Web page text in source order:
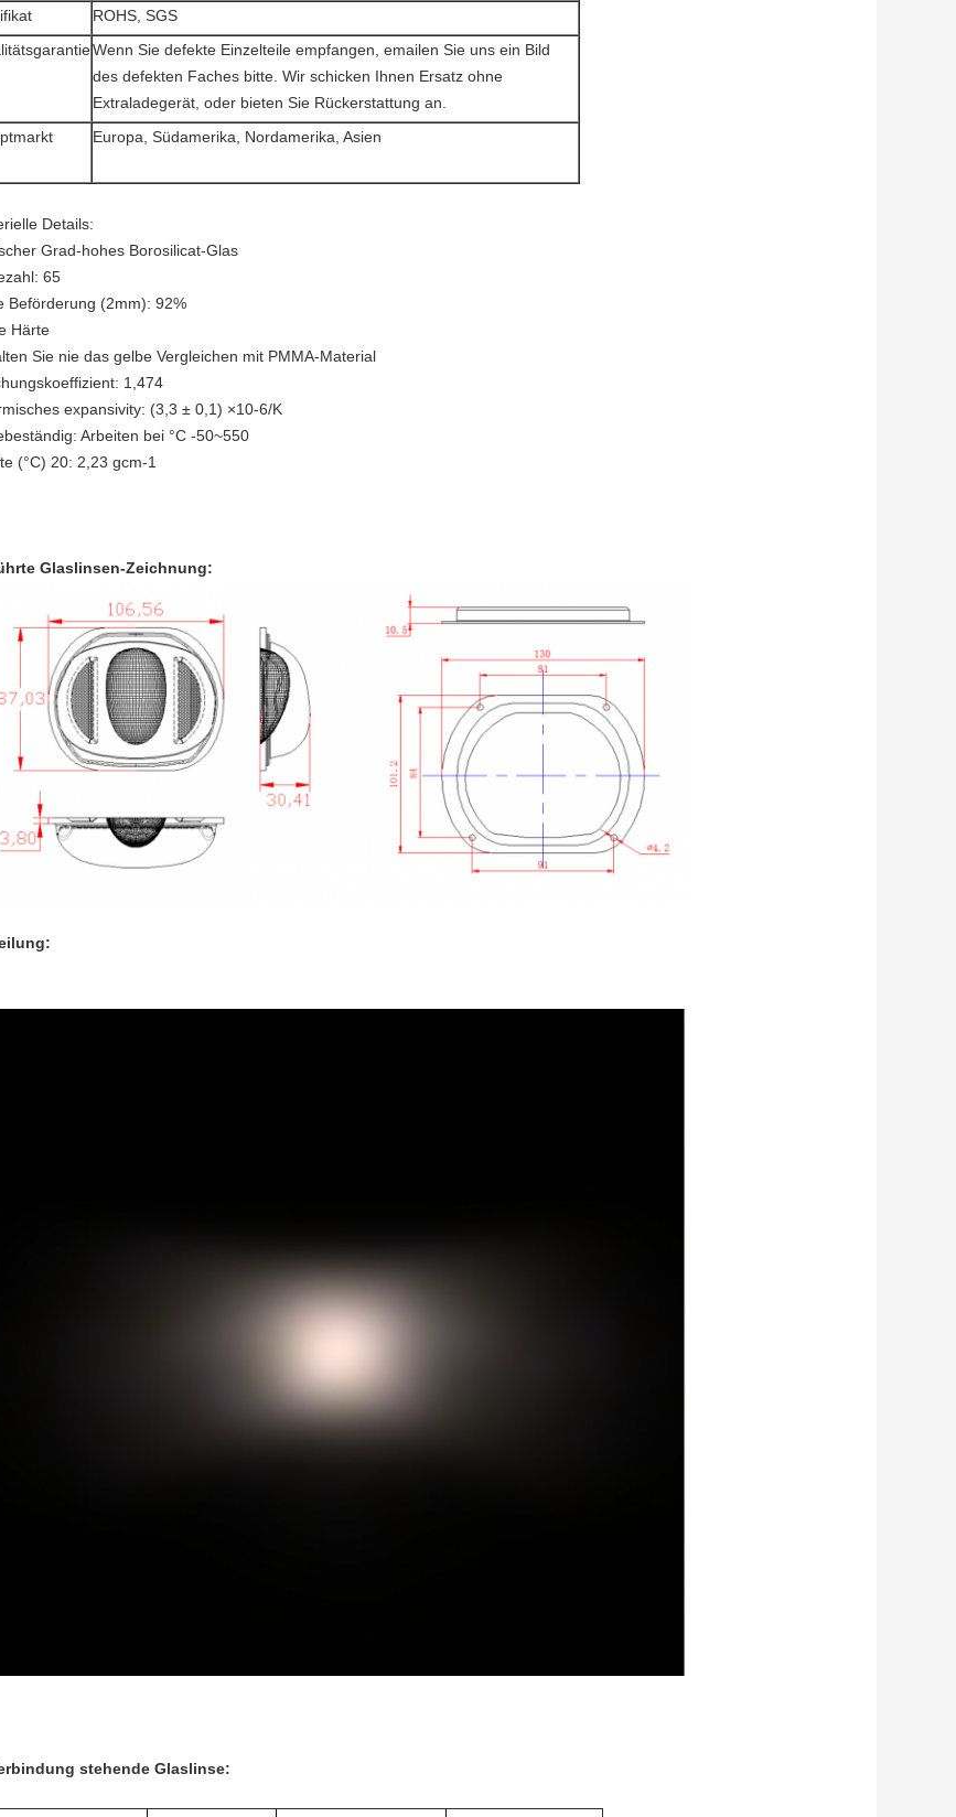
ROHS, SGS
Wenn Sie defekte Einzelteile empfangen, emailen Sie uns ein Bild
des defekten Faches bitte. Wir schicken Ihnen Ersatz ohne
Extraladegerät, oder bieten Sie Rückerstattung an.
Europa, Südamerika, Nordamerika, Asien
Details:
Grad-hohes Borosilicat-Glas
65
Beförderung (2mm): 92%
Härte
Sie nie das gelbe Vergleichen mit PMMA-Material
1,474
expansivity: (3,3 ± 0,1) ×10-6/K
Arbeiten bei °C -50~550
(°C) 20: 2,23 gcm-1
Glaslinsen-Zeichnung:
stehende Glaslinse: